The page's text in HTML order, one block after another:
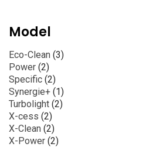
Model
Eco-Clean (3)
Power (2)
Specific (2)
Synergie+ (1)
Turbolight (2)
X-cess (2)
X-Clean (2)
X-Power (2)